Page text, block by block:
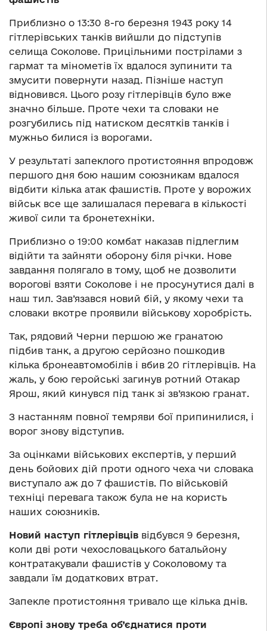
Приблизно о 13:30 8-го березня 1943 року 14
гітлерівських танків вийшли до підступів
селища Соколове. Прицільними пострілами з
гармат та мінометів їх вдалося зупинити та
змусити повернути назад. Пізніше наступ
відновився. Цього розу гітлерівців було вже
значно більше. Проте чехи та словаки не
розгубились під натиском десятків танків і
мужньо билися із ворогами.
У результаті запеклого протистояння впродовж
першого дня бою нашим союзникам вдалося
відбити кілька атак фашистів. Проте у ворожих
військ все ще залишалася перевага в кількості
живої сили та бронетехніки.
Приблизно о 19:00 комбат наказав підлеглим
відійти та зайняти оборону біля річки. Нове
завдання полягало в тому, щоб не дозволити
ворогові взяти Соколове і не просунутися далі в
наш тил. Зав’язався новий бій, у якому чехи та
словаки вкотре проявили військову хоробрість.
Так, рядовий Черни першою же гранатою
підбив танк, а другою серйозно пошкодив
кілька бронеавтомобілів і вбив 20 гітлерівців. На
жаль, у бою геройські загинув ротний Отакар
Ярош, який кинувся під танк зі зв’язкою гранат.
З настанням повної темряви бої припинилися, і
ворог знову відступив.
За оцінками військових експертів, у перший
день бойових дій проти одного чеха чи словака
виступало аж до 7 фашистів. По військовій
техніці перевага також була не на користь
наших союзників.
Новий наступ гітлерівців відбувся 9 березня,
коли дві роти чехословацького батальйону
контратакували фашистів у Соколовому та
завдали їм додаткових втрат.
Запекле протистояння тривало ще кілька днів.
Європі знову треба об’єднатися проти